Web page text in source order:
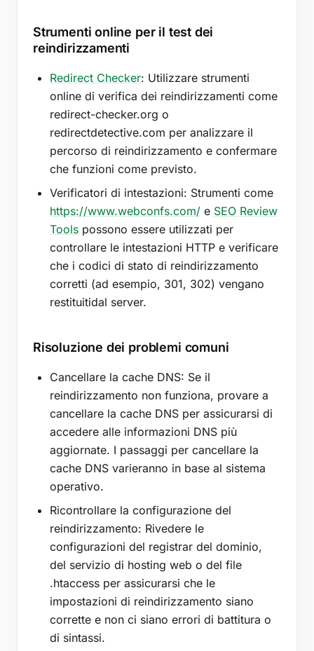
Strumenti online per il test dei
reindirizzamenti
Redirect Checker: Utilizzare strumenti
online di verifica dei reindirizzamenti come
redirect-checker.org o
redirectdetective.com per analizzare il
percorso di reindirizzamento e confermare
che funzioni come previsto.
Verificatori di intestazioni: Strumenti come
https://www.webconfs.com/ e SEO Review
Tools possono essere utilizzati per
controllare le intestazioni HTTP e verificare
che i codici di stato di reindirizzamento
corretti (ad esempio, 301, 302) vengano
restituitidal server.
Risoluzione dei problemi comuni
Cancellare la cache DNS: Se il
reindirizzamento non funziona, provare a
cancellare la cache DNS per assicurarsi di
accedere alle informazioni DNS più
aggiornate. I passaggi per cancellare la
cache DNS varieranno in base al sistema
operativo.
Ricontrollare la configurazione del
reindirizzamento: Rivedere le
configurazioni del registrar del dominio,
del servizio di hosting web o del file
.htaccess per assicurarsi che le
impostazioni di reindirizzamento siano
corrette e non ci siano errori di battitura o
di sintassi.